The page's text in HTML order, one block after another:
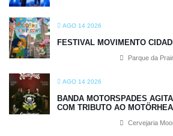
AGO 14 2026
FESTIVAL MOVIMENTO
Parque da
AGO 14 2026
BANDA MOTORSPADES
COM TRIBUTO AO
Cervejaria